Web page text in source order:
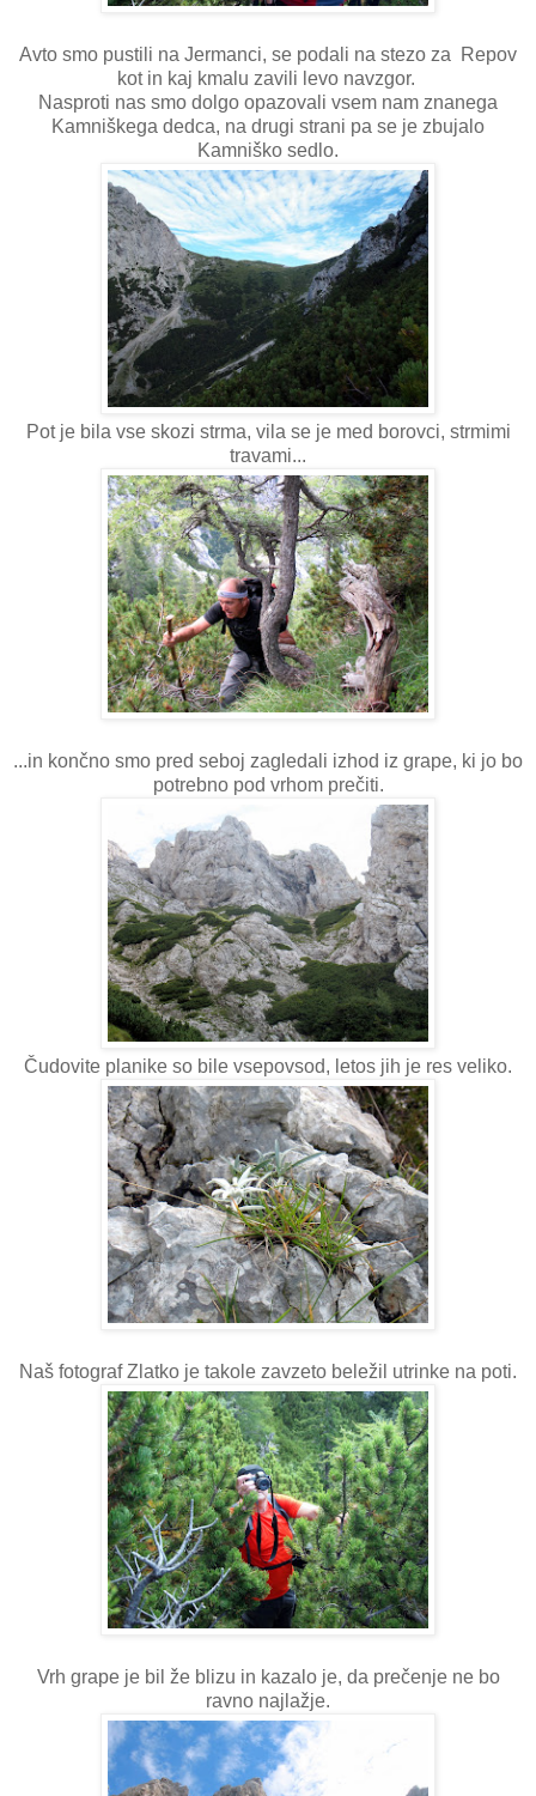
Avto smo pustili na Jermanci, se podali na stezo za Repov
kot in kaj kmalu zavili levo navzgor.
Nasproti nas smo dolgo opazovali vsem nam znanega
Kamniškega dedca, na drugi strani pa se je zbujalo
Kamniško sedlo.
Pot je bila vse skozi strma, vila se je med borovci, strmimi
travami...
...in končno smo pred seboj zagledali izhod iz grape, ki jo bo
potrebno pod vrhom prečiti.
Čudovite planike so bile vsepovsod, letos jih je res veliko.
Naš fotograf Zlatko je takole zavzeto beležil utrinke na poti.
Vrh grape je bil že blizu in kazalo je, da prečenje ne bo
ravno najlažje.